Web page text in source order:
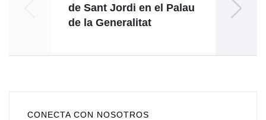
de Sant Jordi en el Palau
de la Generalitat
CONECTA CON NOSOTROS